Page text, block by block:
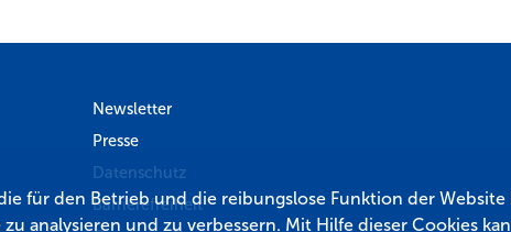
Newsletter
Presse
Datenschutz
Barrierefreiheit
für den Betrieb und die reibungslose Funktion der
analysieren und zu verbessern. Mit Hilfe dieser Cookies